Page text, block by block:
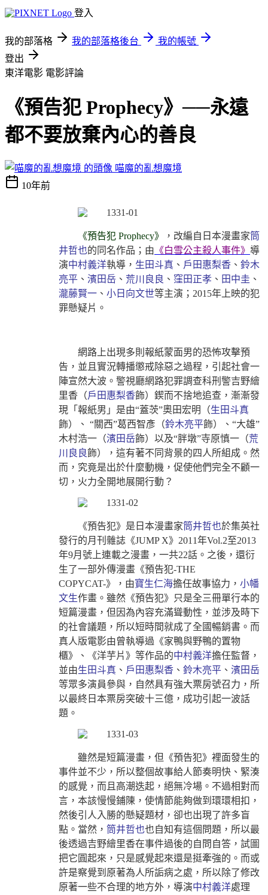
登入
我的部落格 我的部落格後台
我的帳號
登出
東洋電影 電影評論
《預告犯 Prophecy》──永遠
都不要放棄內心的善良
喵魔的亂想魔境
10年前
《預告犯 Prophecy》 ，改編自日本漫畫家筒
井哲也的同名作品；由 《白雪公主殺人事件》 導
演中村義洋執導， 生田斗真 、 戶田惠梨香 、 鈴木
亮平 、 濱田岳 、 荒川良良 、 窪田正孝 、 田中圭 、
瀧藤賢一 、 小日向文世等主演；2015年上映的犯
罪懸疑片。
網路上出現多則報紙蒙面男的恐怖攻擊預
告，並且實況轉播懲戒除惡之過程，引起社會一
陣宣然大波。警視廳網路犯罪調查科刑警吉野繪
里香（戶田惠梨香飾）鍥而不捨地追查，漸漸發
現「報紙男」是由“蓋茨”奧田宏明（生田斗真
飾）、 “關西”葛西智彥（鈴木亮平飾）、“大雄”
木村浩一（濱田岳飾）以及“胖墩”寺原慎一（荒
川良良飾），這有著不同背景的四人所組成。然
而，究竟是出於什麼動機，促使他們完全不顧一
切，火力全開地展開行動？
《預告犯》是日本漫畫家筒井哲也於集英社
發行的月刊雜誌《JUMP Χ》2011年Vol.2至2013
年9月號上連載之漫畫，一共22話。之後，還衍
生了一部外傳漫畫《預告犯-THE
COPYCAT-》，由寶生仁海擔任故事協力， 小幡
文生作畫。雖然《預告犯》只是全三冊單行本的
短篇漫畫，但因為內容充滿聳動性，並涉及時下
的社會議題，所以短時間就成了全國暢銷書。而
真人版電影由曾執導過《家鴨與野鴨的置物
櫃》、《洋芋片》等作品的中村義洋擔任監督，
並由生田斗真 、 戶田惠梨香 、 鈴木亮平 、 濱田岳
等眾多演員參與，自然具有強大票房號召力，所
以最終日本票房突破十三億，成功引起一波話
題。
雖然是短篇漫畫，但《預告犯》裡面發生的
事件並不少，所以整個故事給人節奏明快、緊湊
的感覺，而且高潮迭起，絕無冷場。不過相對而
言，本該慢慢鋪陳，使情節能夠做到環環相扣，
然後引人入勝的懸疑題材，卻也出現了許多盲
點。當然， 筒井哲也也自知有這個問題，所以最
後透過吉野繪里香在事件過後的自問自答，試圖
把它圓起來，只是感覺起來還是挺牽強的。而或
許是察覺到原著為人所詬病之處，所以除了修改
原著一些不合理的地方外，導演中村義洋處理